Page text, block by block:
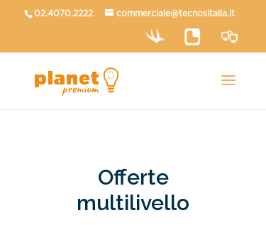
02.4070.2222 commerciale@tecnositalia.it
Offerte
multilivello